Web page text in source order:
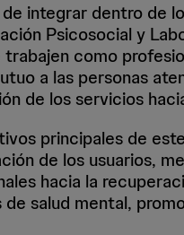
integrar dentro de
Psicosocial y
trabajen como
a las personas
de los servicios
principales de
de los usuarios,
hacia la
de salud mental,